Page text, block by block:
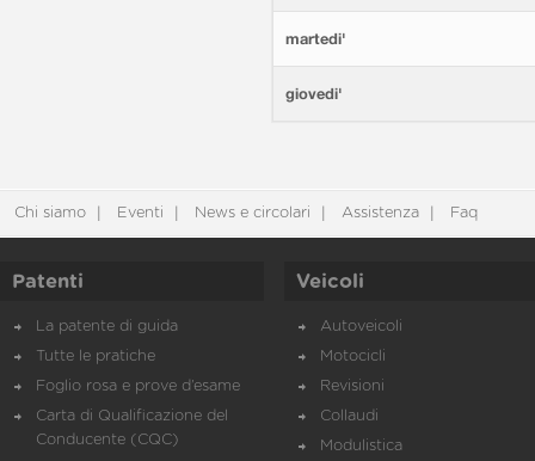
martedi'
giovedi'
Chi siamo Eventi News e circolari Assistenza Faq
Patenti
La patente di guida
Tutte le pratiche
Foglio rosa e prove d’esame
Carta di Qualificazione del
Conducente (CQC)
Veicoli
Autoveicoli
Motocicli
Revisioni
Collaudi
Modulistica